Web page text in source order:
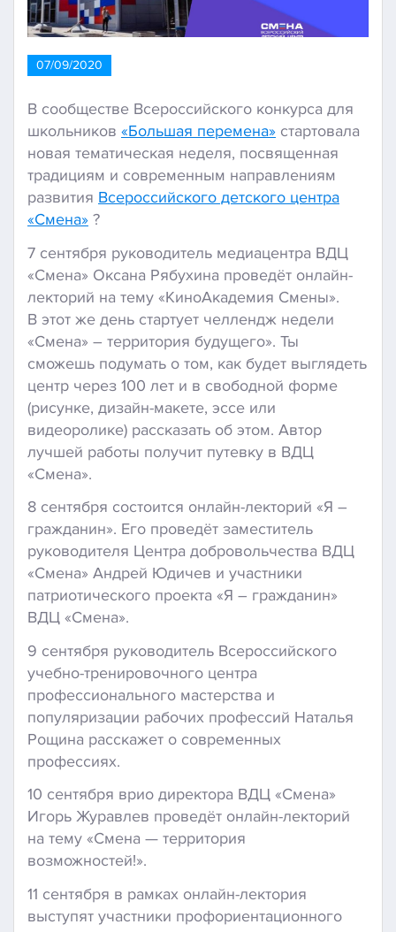
07/09/2020
В сообществе Всероссийского конкурса для
школьников «Большая перемена» стартовала
новая тематическая неделя, посвященная
традициям и современным направлениям
развития Вcероссийского детского центра
«Смена» ?
7 сентября руководитель медиацентра ВДЦ
«Смена» Оксана Рябухина проведёт онлайн-
лекторий на тему «КиноАкадемия Смены».
В этот же день стартует челлендж недели
«Смена» – территория будущего». Ты
сможешь подумать о том, как будет выглядеть
центр через 100 лет и в свободной форме
(рисунке, дизайн-макете, эссе или
видеоролике) рассказать об этом. Автор
лучшей работы получит путевку в ВДЦ
«Смена».
8 сентября состоится онлайн-лекторий «Я –
гражданин». Его проведёт заместитель
руководителя Центра добровольчества ВДЦ
«Смена» Андрей Юдичев и участники
патриотического проекта «Я – гражданин»
ВДЦ «Смена».
9 сентября руководитель Всероссийского
учебно-тренировочного центра
профессионального мастерства и
популяризации рабочих профессий Наталья
Рощина расскажет о современных
профессиях.
10 сентября врио директора ВДЦ «Смена»
Игорь Журавлев проведёт онлайн-лекторий
на тему «Смена — территория
возможностей!».
11 сентября в рамках онлайн-лектория
выступят участники профориентационного